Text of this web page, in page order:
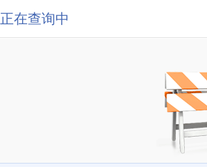
正在查询中